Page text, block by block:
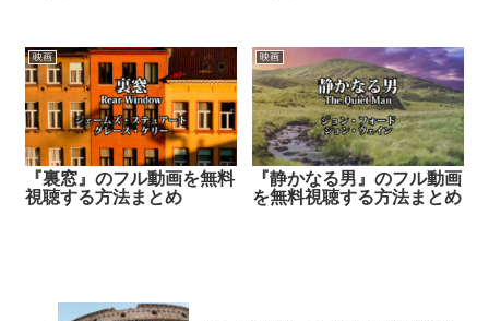
映画
『裏窓』のフル動画を無料
視聴する方法まとめ
映画
『静かなる男』のフル動画
を無料視聴する方法まとめ